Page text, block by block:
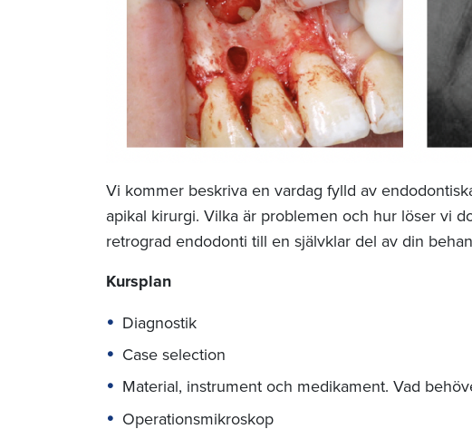
Vi kommer beskriva en vardag fylld av
apikal kirurgi. Vilka är problemen och hur löser vi
retrograd endodonti till en självklar del av din
Kursplan
Diagnostik
Case selection
Material, instrument och medikament. Vad
Operationsmikroskop